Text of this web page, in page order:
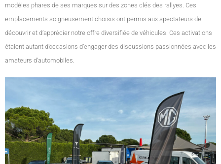
modèles phares de ses marques sur des zones clés des rallyes. Ces
emplacements soigneusement choisis ont permis aux spectateurs de
découvrir et d’apprécier notre offre diversifiée de véhicules. Ces activations
étaient autant d’occasions d’engager des discussions passionnées avec les
amateurs d’automobiles.